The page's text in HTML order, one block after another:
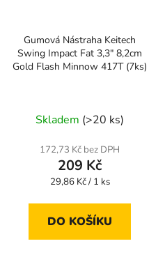
Gumová Nástraha Keitech
Swing Impact Fat 3,3" 8,2cm
Gold Flash Minnow 417T (7ks)
Skladem (>20 ks)
172,73 Kč bez DPH
209 Kč
Měrná
29,86 Kč / 1 ks
DO KOŠÍKU